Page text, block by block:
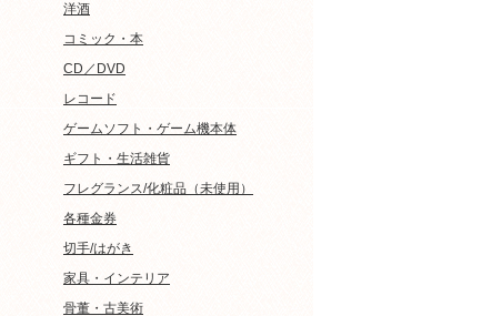
洋酒
コミック・本
CD／DVD
レコード
ゲームソフト・ゲーム機本体
ギフト・生活雑貨
フレグランス/化粧品（未使用）
各種金券
切手/はがき
家具・インテリア
骨董・古美術